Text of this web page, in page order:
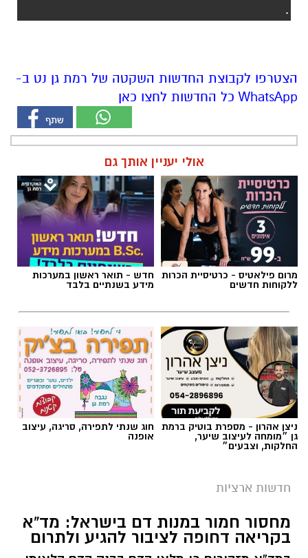
.
הצטרפו לקבוצת החדשות השקטה של רמת גן נט ב-
WhatsApp כל החדשות לחצו כאן
אולי יעניין אותך גם
מרום פילאטיס - כרטיסיית הכרות
ללקוחות חדשים
חדש - תואר ראשון במערכות
מידע בשנתיים בלבד
ניצן אהרון - מספרת בוטיק ברמת
גן ״מומחה לעיצוב שיער,
החלקות, וצבעים״
חוג שנתי לתפירה, סריגה, עיצוב
אופנה
חדשות ארציות
מחסור חמור במנות דם בישראל: מד”א
בקריאה דחופה לציבור להגיע ולתרום